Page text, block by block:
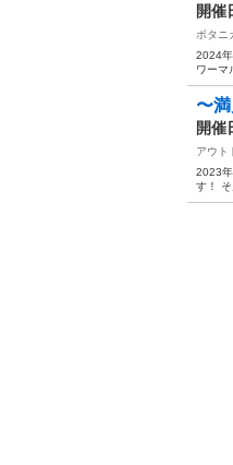
開催
ボタニ
2024
ワーマ
〜
開催
アウト
2023
す！